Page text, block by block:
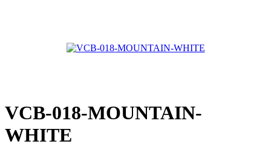
VCB-018-MOUNTAIN-
WHITE